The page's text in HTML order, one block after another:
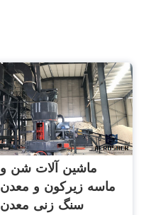
ماشین آلات شن و
ماسه زیرکون و معدن
سنگ زنی معدن